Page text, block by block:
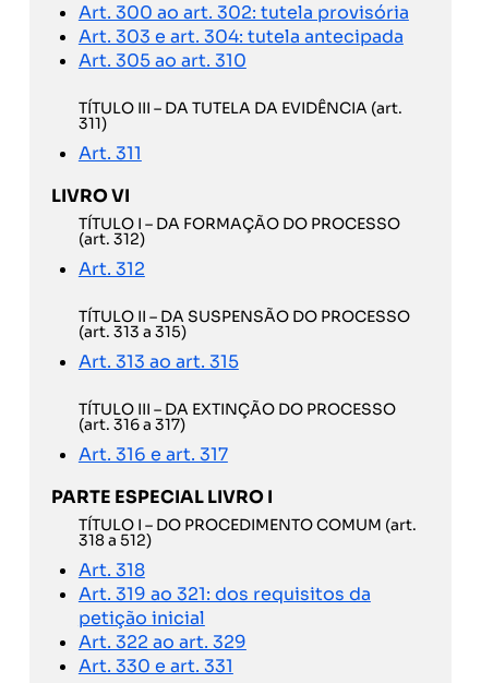
Art. 300 ao art. 302: tutela provisória
Art. 303 e art. 304: tutela antecipada
Art. 305 ao art. 310
TÍTULO III – DA TUTELA DA EVIDÊNCIA (art.
311)
Art. 311
LIVRO VI
TÍTULO I – DA FORMAÇÃO DO PROCESSO
(art. 312)
Art. 312
TÍTULO II – DA SUSPENSÃO DO PROCESSO
(art. 313 a 315)
Art. 313 ao art. 315
TÍTULO III – DA EXTINÇÃO DO PROCESSO
(art. 316 a 317)
Art. 316 e art. 317
PARTE ESPECIAL LIVRO I
TÍTULO I – DO PROCEDIMENTO COMUM (art.
318 a 512)
Art. 318
Art. 319 ao 321: dos requisitos da
petição inicial
Art. 322 ao art. 329
Art. 330 e art. 331